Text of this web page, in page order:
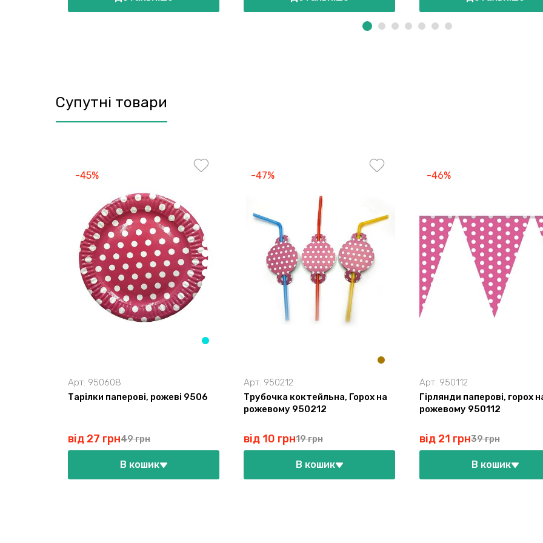
Супутні товари
-45%
Арт: 950608
Тарілки паперові, рожеві 9506
від 27 грн49 грн
В кошик
-47%
Арт: 950212
Трубочка коктейльна, Горох на
рожевому 950212
від 10 грн19 грн
В кошик
-46%
Арт: 950112
Гірлянди паперові, горох
рожевому 950112
від 21 грн39 грн
В кошик